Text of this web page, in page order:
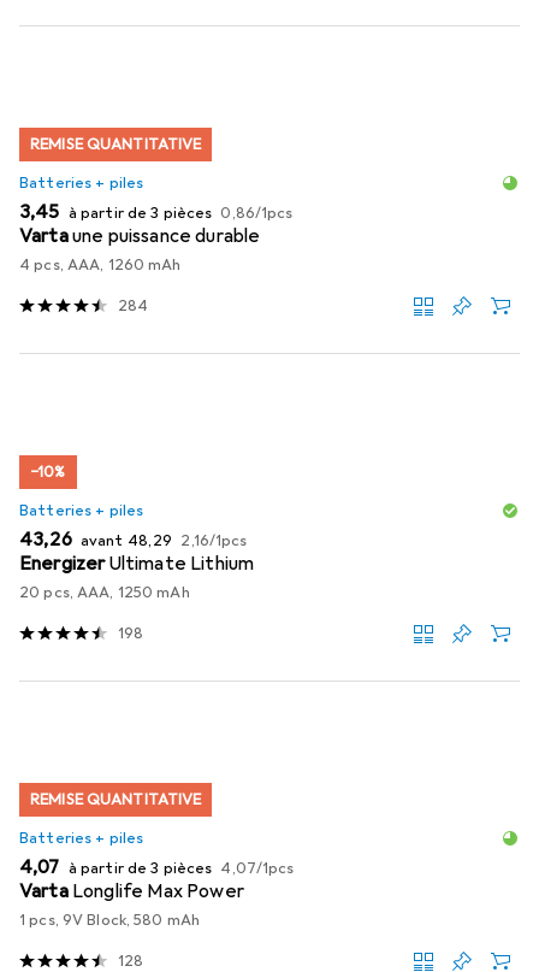
REMISE QUANTITATIVE
Batteries + piles
EUR
3,45 à partir de 3 pièces EUR
0,86/1pcs
Vartaune puissance durable
4 pcs, AAA, 1260 mAh
284
−10%
Batteries + piles
EUR
43,26 avant EUR
48,29 EUR
2,16/1pcs
EnergizerUltimate Lithium
20 pcs, AAA, 1250 mAh
198
REMISE QUANTITATIVE
Batteries + piles
EUR
4,07 à partir de 3 pièces EUR
4,07/1pcs
Varta Longlife Max Power
1 pcs, 9V Block, 580 mAh
128